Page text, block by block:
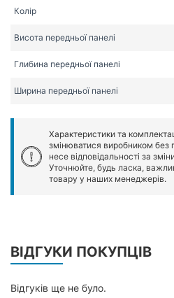
Колір
Висота передньої панелі
Глибина передньої панелі
Ширина передньої панелі
Характеристики та
змінюватися виробником без
несе відповідальності за
Уточнюйте, будь ласка,
товару у наших менеджерів.
ВІДГУКИ ПОКУПЦІВ
Відгуків ще не було.